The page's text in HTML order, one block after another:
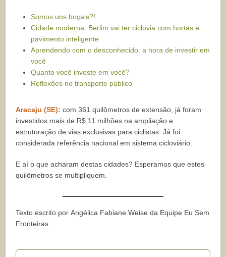
Somos uns boçais?!
Cidade moderna: Berlim vai ter ciclovia com hortas e
pavimento inteligente
Aprendendo com o desconhecido: a hora de investir em
você
Quanto você investe em você?
Reflexões no transporte público
Aracaju (SE): com 361 quilômetros de extensão, já foram
investidos mais de R$ 11 milhões na ampliação e
estruturação de vias exclusivas para ciclistas. Já foi
considerada referência nacional em sistema cicloviário.
E aí o que acharam destas cidades? Esperamos que estes
quilômetros se multipliquem.
Texto escrito por Angélica Fabiane Weise da Equipe Eu Sem
Fronteiras